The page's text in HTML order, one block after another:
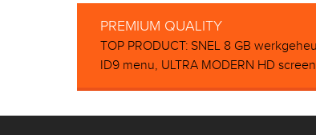
PREMIUM QUALITY
TOP PRODUCT: SNEL 8 GB
ID9 menu, ULTRA MODERN HD